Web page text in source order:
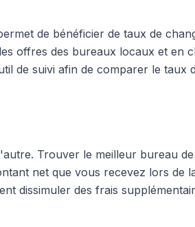
de bénéficier de taux de
offres des bureaux locaux et en
de suivi afin de comparer le taux
Trouver le meilleur bureau
net que vous recevez lors de
dissimuler des frais